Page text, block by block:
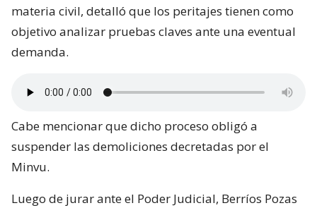
materia civil, detalló que los peritajes tienen como
objetivo analizar pruebas claves ante una eventual
demanda.
Cabe mencionar que dicho proceso obligó a
suspender las demoliciones decretadas por el
Minvu.
Luego de jurar ante el Poder Judicial, Berríos Pozas